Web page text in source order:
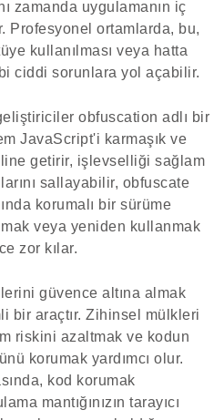
zamanda uygulamanın iç
Profesyonel ortamlarda, bu,
kullanılması veya hatta
ciddi sorunlara yol açabilir.
obfuscation adlı bir
JavaScript'i karmaşık ve
getirir, işlevselliği sağlam
sallayabilir, obfuscate
korumalı bir sürüme
veya yeniden kullanmak
zor kılar.
güvence altına almak
bir araçtır. Zihinsel mülkleri
riskini azaltmak ve kodun
korumak yardımcı olur.
kod korumak
mantığınızın tarayıcı